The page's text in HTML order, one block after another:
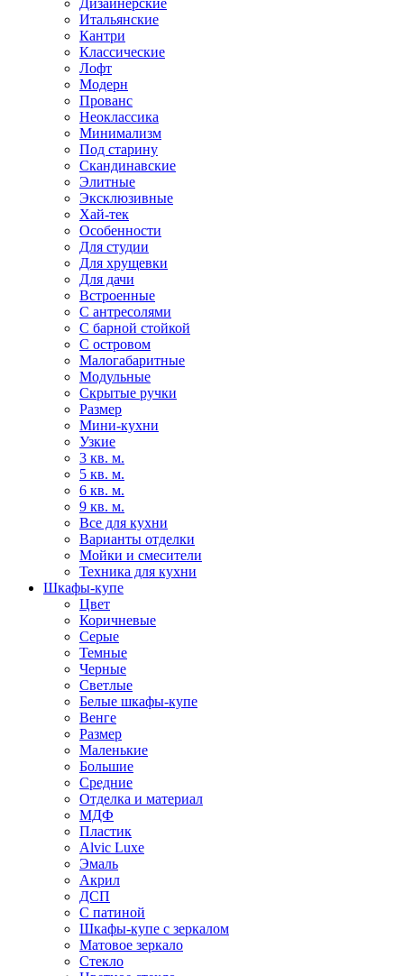
Дизайнерские
Итальянские
Кантри
Классические
Лофт
Модерн
Прованс
Неоклассика
Минимализм
Под старину
Скандинавские
Элитные
Эксклюзивные
Хай-тек
Особенности
Для студии
Для хрущевки
Для дачи
Встроенные
С антресолями
С барной стойкой
С островом
Малогабаритные
Модульные
Скрытые ручки
Размер
Мини-кухни
Узкие
3 кв. м.
5 кв. м.
6 кв. м.
9 кв. м.
Все для кухни
Варианты отделки
Мойки и смесители
Техника для кухни
Шкафы-купе
Цвет
Коричневые
Серые
Темные
Черные
Светлые
Белые шкафы-купе
Венге
Размер
Маленькие
Большие
Средние
Отделка и материал
МДФ
Пластик
Alvic Luxe
Эмаль
Акрил
ДСП
С патиной
Шкафы-купе с зеркалом
Матовое зеркало
Стекло